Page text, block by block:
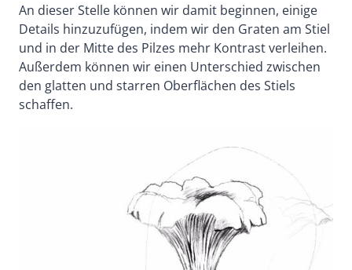
An dieser Stelle können wir damit beginnen, einige
Details hinzuzufügen, indem wir den Graten am Stiel
und in der Mitte des Pilzes mehr Kontrast verleihen.
Außerdem können wir einen Unterschied zwischen
den glatten und starren Oberflächen des Stiels
schaffen.